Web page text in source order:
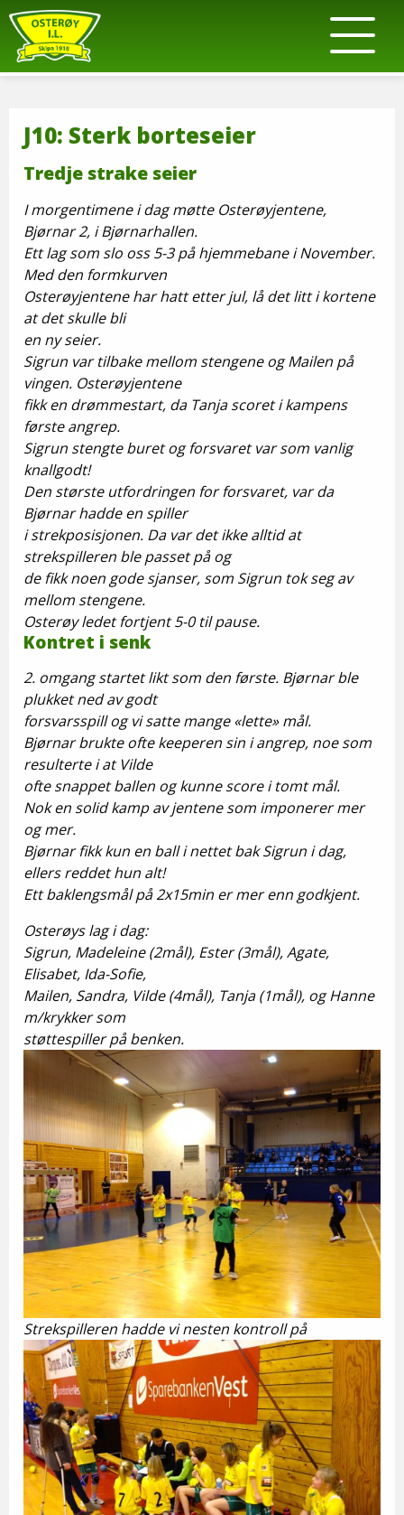
J10: Sterk borteseier
Tredje strake seier
I morgentimene i dag møtte Osterøyjentene,
Bjørnar 2, i Bjørnarhallen.
Ett lag som slo oss 5-3 på hjemmebane i November.
Med den formkurven
Osterøyjentene har hatt etter jul, lå det litt i kortene
at det skulle bli
en ny seier.
Sigrun var tilbake mellom stengene og Mailen på
vingen. Osterøyjentene
fikk en drømmestart, da Tanja scoret i kampens
første angrep.
Sigrun stengte buret og forsvaret var som vanlig
knallgodt!
Den største utfordringen for forsvaret, var da
Bjørnar hadde en spiller
i strekposisjonen. Da var det ikke alltid at
strekspilleren ble passet på og
de fikk noen gode sjanser, som Sigrun tok seg av
mellom stengene.
Osterøy ledet fortjent 5-0 til pause.
Kontret i senk
2. omgang startet likt som den første. Bjørnar ble
plukket ned av godt
forsvarsspill og vi satte mange «lette» mål.
Bjørnar brukte ofte keeperen sin i angrep, noe som
resulterte i at Vilde
ofte snappet ballen og kunne score i tomt mål.
Nok en solid kamp av jentene som imponerer mer
og mer.
Bjørnar fikk kun en ball i nettet bak Sigrun i dag,
ellers reddet hun alt!
Ett baklengsmål på 2x15min er mer enn godkjent.
Osterøys lag i dag:
Sigrun, Madeleine (2mål), Ester (3mål), Agate,
Elisabet, Ida-Sofie,
Mailen, Sandra, Vilde (4mål), Tanja (1mål), og Hanne
m/krykker som
støttespiller på benken.
Strekspilleren hadde vi nesten kontroll på